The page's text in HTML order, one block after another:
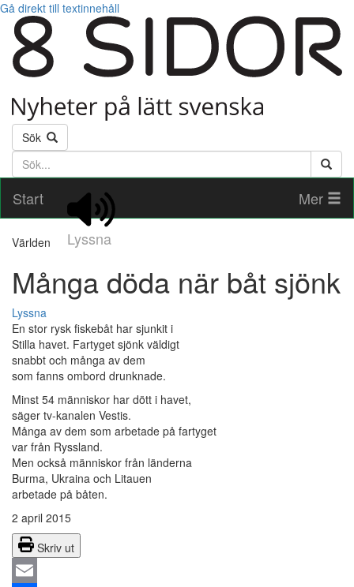
Gå direkt till textinnehåll
Sök
Söktext
Start
Lyssna
Mer
Världen
Många döda när båt sjönk
Lyssna
En stor rysk fiskebåt har sjunkit i
Stilla havet. Fartyget sjönk väldigt
snabbt och många av dem
som fanns ombord drunknade.
Minst 54 människor har dött i havet,
säger tv-kanalen Vestis.
Många av dem som arbetade på fartyget
var från Ryssland.
Men också människor från länderna
Burma, Ukraina och Litauen
arbetade på båten.
2 april 2015
Skriv ut